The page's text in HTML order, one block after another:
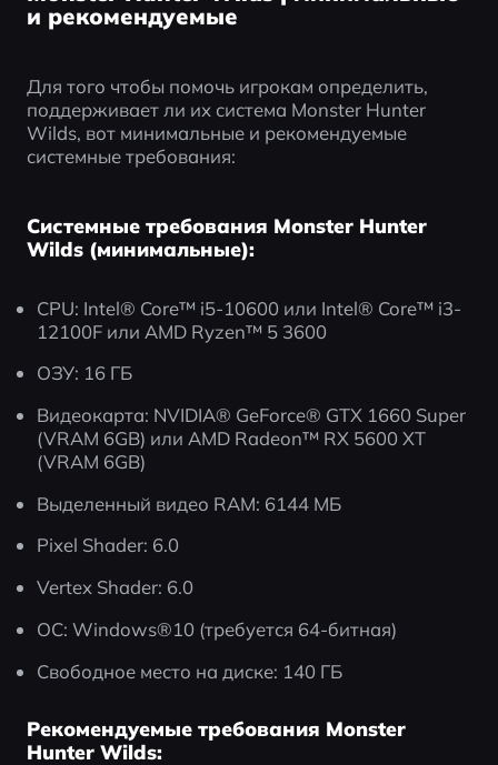
и рекомендуемые
Для того чтобы помочь игрокам определить,
поддерживает ли их система Monster Hunter
Wilds, вот минимальные и рекомендуемые
системные требования:
Системные требования Monster Hunter
Wilds (минимальные):
CPU: Intel® Core™ i5-10600 или Intel® Core™ i3-
12100F или AMD Ryzen™ 5 3600
ОЗУ: 16 ГБ
Видеокарта: NVIDIA® GeForce® GTX 1660 Super
(VRAM 6GB) или AMD Radeon™ RX 5600 XT
(VRAM 6GB)
Выделенный видео RAM: 6144 МБ
Pixel Shader: 6.0
Vertex Shader: 6.0
ОС: Windows®10 (требуется 64-битная)
Свободное место на диске: 140 ГБ
Рекомендуемые требования Monster
Hunter Wilds: